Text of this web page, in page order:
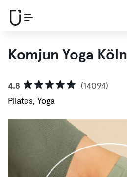
Komjun Yoga Köln
4.8
(14094)
Pilates, Yoga